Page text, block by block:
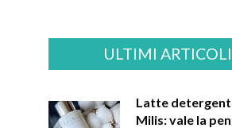
ULTIMI ARTICOLI
Latte
Milis: vale la